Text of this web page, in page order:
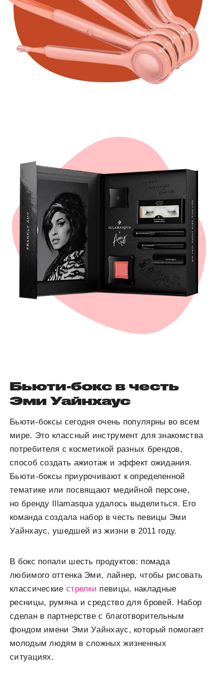
Бьюти-бокс в честь
Эми Уайнхаус
Бьюти-боксы сегодня очень популярны во всем
мире. Это классный инструмент для знакомства
потребителя с косметикой разных брендов,
способ создать ажиотаж и эффект ожидания.
Бьюти-боксы приурочивают к определенной
тематике или посвящают медийной персоне,
но бренду Illamasqua удалось выделиться. Его
команда создала набор в честь певицы Эми
Уайнхаус, ушедшей из жизни в 2011 году.
В бокс попали шесть продуктов: помада
любимого оттенка Эми, лайнер, чтобы рисовать
классические стрелки певицы, накладные
ресницы, румяна и средство для бровей. Набор
сделан в партнерстве с благотворительным
фондом имени Эми Уайнхаус, который помогает
молодым людям в сложных жизненных
ситуациях.